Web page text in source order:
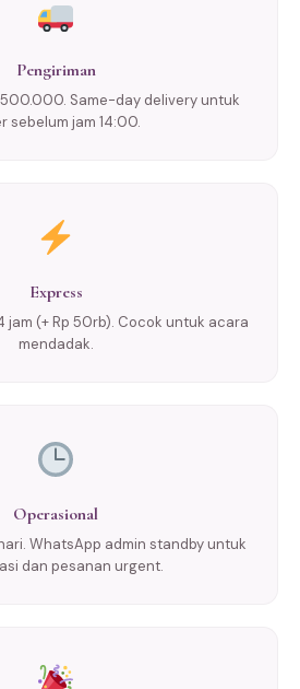
Pengiriman
500.000. Same-day delivery untuk
sebelum jam 14:00.
Express
jam (+ Rp 50rb). Cocok untuk acara
mendadak.
Operasional
WhatsApp admin standby untuk
dan pesanan urgent.